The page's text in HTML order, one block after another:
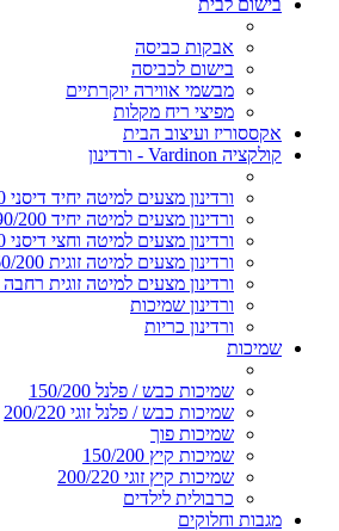
אבקות כביסה
בישום לכביסה
מבשמי אווירה יוקרתיים
מפיצי ריח מקלות
אקססוריז ועיצוב הבית
קולקציה Vardinon - ורדינון
ורדינון מצעים למיטה יחיד דיסני 90/200
ורדינון מצעים למיטה יחיד 90/200
ורדינון מצעים למיטה וחצי דיסני 120/200
ורדינון מצעים למיטה זוגית 160/200
ורדינון מצעים למיטה זוגית רחבה 180/200
ורדינון שמיכות
ורדינון כריות
שמיכות
שמיכות כבש / פלנל 150/200
שמיכות כבש / פלנל זוגי 200/220
שמיכות פוך
שמיכות קיץ 150/200
שמיכות קיץ זוגי 200/220
כרבולית לילדים
מגבות וחלוקים